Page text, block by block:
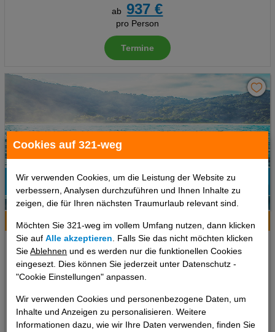
Cookies auf 321-weg
Wir verwenden Cookies, um die Leistung der Website zu
verbessern, Analysen durchzuführen und Ihnen Inhalte zu
zeigen, die für Ihren nächsten Traumurlaub relevant sind.
Möchten Sie 321-weg im vollem Umfang nutzen, dann klicken
Sie aufAlle akzeptieren . Falls Sie das nicht möchten klicken
SieAblehnen und es werden nur die funktionellen Cookies
eingesezt. Dies können Sie jederzeit unter Datenschutz -
"Cookie Einstellungen" anpassen.
Wir verwenden Cookies und personenbezogene Daten, um
Inhalte und Anzeigen zu personalisieren. Weitere
Informationen dazu, wie wir Ihre Daten verwenden, finden Sie
ab
937 €
pro Person
Termine
98%
Empfehlung
Hotelinfo Bilder Karte
Moxy Patra Marina
Ort:Patras
7 Tage Doppelzimmer, Frühstück
inkl. Zug zum Flug
ab 1002 €